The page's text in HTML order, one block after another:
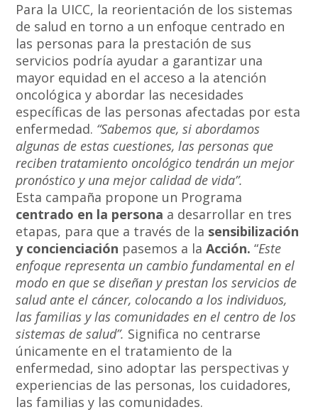
Para la UICC, la reorientación de los sistemas
de salud en torno a un enfoque centrado en
las personas para la prestación de sus
servicios podría ayudar a garantizar una
mayor equidad en el acceso a la atención
oncológica y abordar las necesidades
específicas de las personas afectadas por esta
enfermedad. “Sabemos que, si abordamos
algunas de estas cuestiones, las personas que
reciben tratamiento oncológico tendrán un mejor
pronóstico y una mejor calidad de vida”.
Esta campaña propone un Programa
centrado en la persona a desarrollar en tres
etapas, para que a través de la sensibilización
y concienciación pasemos a laAcción.“Este
enfoque representa un cambio fundamental en el
modo en que se diseñan y prestan los servicios de
salud ante el cáncer, colocando a los individuos,
las familias y las comunidades en el centro de los
sistemas de salud”. Significa no centrarse
únicamente en el tratamiento de la
enfermedad, sino adoptar las perspectivas y
experiencias de las personas, los cuidadores,
las familias y las comunidades.